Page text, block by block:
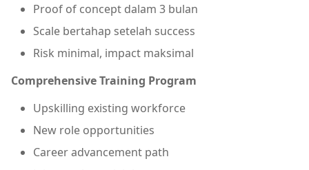
Proof of concept dalam 3 bulan
Scale bertahap setelah success
Risk minimal, impact maksimal
Comprehensive Training Program
Upskilling existing workforce
New role opportunities
Career advancement path